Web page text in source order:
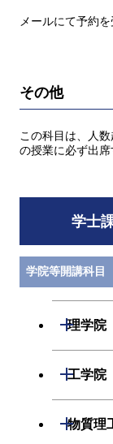
メールにて予約を
その他
この科目は、人
の授業に必ず出席
学士
学院等開講科目
理学院
開閉
工学院
開閉
物質理
開閉